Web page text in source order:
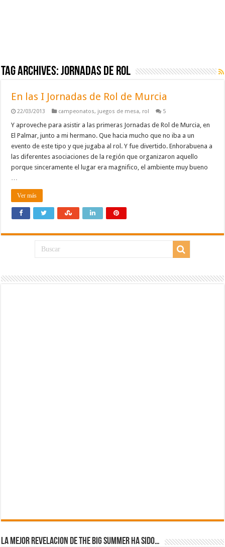
Tag Archives:jornadas de rol
En las I Jornadas de Rol de Murcia
22/03/2013 campeonatos, juegos de mesa, rol 5
Y aproveche para asistir a las primeras Jornadas de Rol de Murcia, en
El Palmar, junto a mi hermano. Que hacia mucho que no iba a un
evento de este tipo y que jugaba al rol. Y fue divertido. Enhorabuena a
las diferentes asociaciones de la región que organizaron aquello
porque sinceramente el lugar era magnifico, el ambiente muy bueno
Ver más
La mejor revelacion de The Big Summer ha sido…